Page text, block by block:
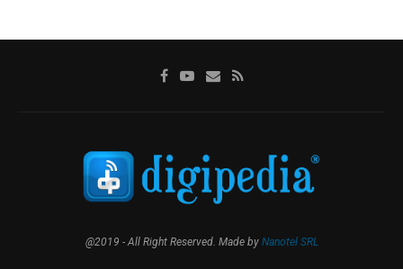
@2019 - All Right Reserved. Made by Nanotel SRL